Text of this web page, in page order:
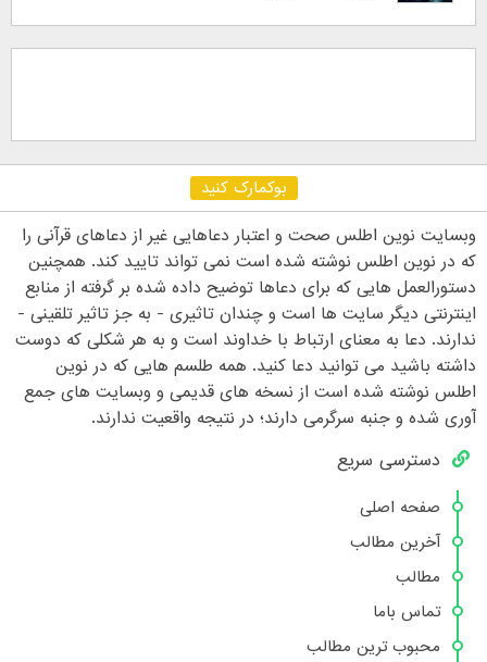
بوکمارک کنید
وبسایت نوین اطلس صحت و اعتبار دعاهایی غیر از دعاهای قرآنی را
که در نوین اطلس نوشته شده است نمی تواند تایید کند. همچنین
دستورالعمل هایی که برای دعاها توضیح داده شده بر گرفته از منابع
اینترنتی دیگر سایت ها است و چندان تاثیری - به جز تاثیر تلقینی -
ندارند. دعا به معنای ارتباط با خداوند است و به هر شکلی که دوست
داشته باشید می توانید دعا کنید. همه طلسم هایی که در نوین
اطلس نوشته شده است از نسخه های قدیمی و وبسایت های جمع
آوری شده و جنبه سرگرمی دارند؛ در نتیجه واقعیت ندارند.
دسترسی سریع
صفحه اصلی
آخرین مطالب
مطالب
تماس باما
محبوب ترین مطالب